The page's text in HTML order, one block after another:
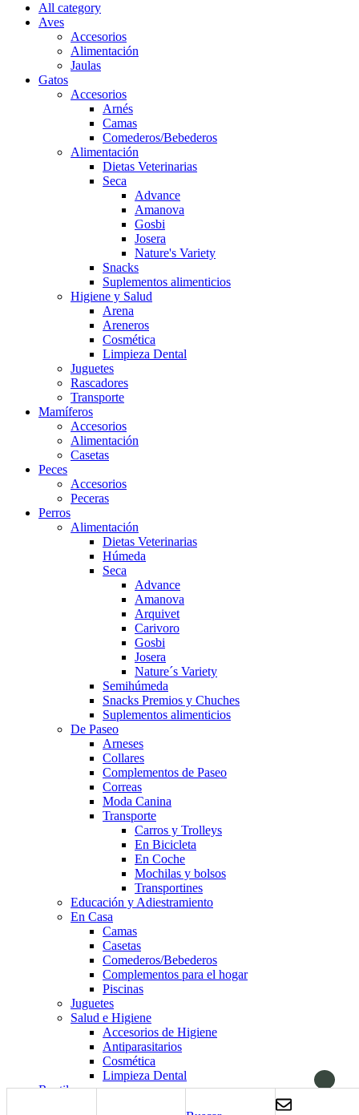
All category
Aves
Accesorios
Alimentación
Jaulas
Gatos
Accesorios
Arnés
Camas
Comederos/Bebederos
Alimentación
Dietas Veterinarias
Seca
Advance
Amanova
Gosbi
Josera
Nature's Variety
Snacks
Suplementos alimenticios
Higiene y Salud
Arena
Areneros
Cosmética
Limpieza Dental
Juguetes
Rascadores
Transporte
Mamíferos
Accesorios
Alimentación
Casetas
Peces
Accesorios
Peceras
Perros
Alimentación
Dietas Veterinarias
Húmeda
Seca
Advance
Amanova
Arquivet
Carivoro
Gosbi
Josera
Nature´s Variety
Semihúmeda
Snacks Premios y Chuches
Suplementos alimenticios
De Paseo
Arneses
Collares
Complementos de Paseo
Correas
Moda Canina
Transporte
Carros y Trolleys
En Bicicleta
En Coche
Mochilas y bolsos
Transportines
Educación y Adiestramiento
En Casa
Camas
Casetas
Comederos/Bebederos
Complementos para el hogar
Piscinas
Juguetes
Salud e Higiene
Accesorios de Higiene
Antiparasitarios
Cosmética
Limpieza Dental
Reptiles